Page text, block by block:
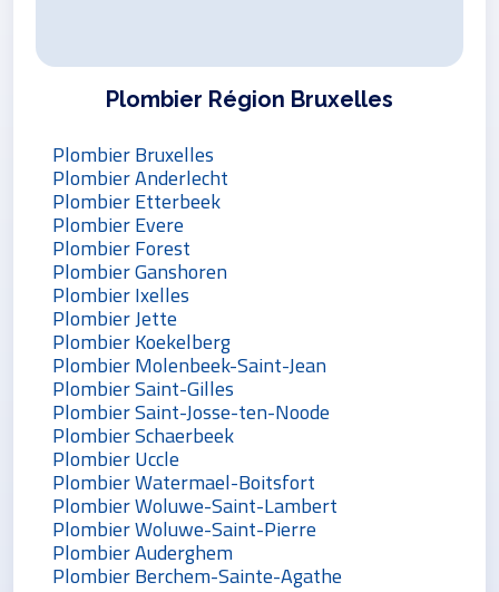
Plombier Région Bruxelles
Plombier Bruxelles
Plombier Anderlecht
Plombier Etterbeek
Plombier Evere
Plombier Forest
Plombier Ganshoren
Plombier Ixelles
Plombier Jette
Plombier Koekelberg
Plombier Molenbeek-Saint-Jean
Plombier Saint-Gilles
Plombier Saint-Josse-ten-Noode
Plombier Schaerbeek
Plombier Uccle
Plombier Watermael-Boitsfort
Plombier Woluwe-Saint-Lambert
Plombier Woluwe-Saint-Pierre
Plombier Auderghem
Plombier Berchem-Sainte-Agathe